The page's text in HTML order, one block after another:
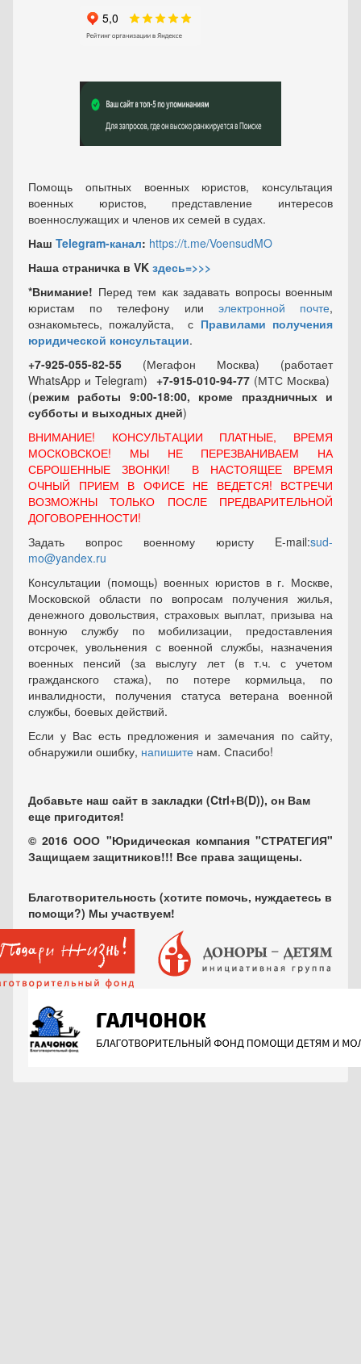
Помощь опытных военных юристов, консультация
военных юристов, представление интересов
военнослужащих и членов их семей в судах.
Наш Telegram-канал: https://t.me/VoensudMO
Наша страничка в VK здесь=>>>
*Внимание! Перед тем как задавать вопросы военным
юристам по телефону или электронной почте,
ознакомьтесь, пожалуйста, с Правилами получения
юридической консультации.
+7-925-055-82-55 (Мегафон Москва) (работает
WhatsApp и Telegram) +7-915-010-94-77 (МТС Москва)
(режим работы 9:00-18:00, кроме праздничных и
субботы и выходных дней)
ВНИМАНИЕ! КОНСУЛЬТАЦИИ ПЛАТНЫЕ, ВРЕМЯ
МОСКОВСКОЕ! МЫ НЕ ПЕРЕЗВАНИВАЕМ НА
СБРОШЕННЫЕ ЗВОНКИ! В НАСТОЯЩЕЕ ВРЕМЯ
ОЧНЫЙ ПРИЕМ В ОФИСЕ НЕ ВЕДЕТСЯ! ВСТРЕЧИ
ВОЗМОЖНЫ ТОЛЬКО ПОСЛЕ ПРЕДВАРИТЕЛЬНОЙ
ДОГОВОРЕННОСТИ!
Задать вопрос военному юристу E-mail:sud-
mo@yandex.ru
Консультации (помощь) военных юристов в г. Москве,
Московской области по вопросам получения жилья,
денежного довольствия, страховых выплат, призыва на
вонную службу по мобилизации, предоставления
отсрочек, увольнения с военной службы, назначения
военных пенсий (за выслугу лет (в т.ч. с учетом
гражданского стажа), по потере кормильца, по
инвалидности, получения статуса ветерана военной
службы, боевых действий.
Если у Вас есть предложения и замечания по сайту,
обнаружили ошибку, напишите нам. Спасибо!
Добавьте наш сайт в закладки (Ctrl+В(D)), он Вам
еще пригодится!
© 2016 ООО "Юридическая компания "СТРАТЕГИЯ"
Защищаем защитников!!! Все права защищены.
Благотворительность (хотите помочь, нуждаетесь в
помощи?) Мы участвуем!